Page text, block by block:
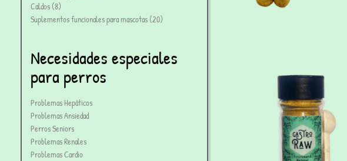
Caldos 8
Suplementos funcionales para mascotas 20
Necesidades especiales
para perros
Problemas Hepáticos
Problemas Ansiedad
Perros Seniors
Problemas Renales
Problemas Cardio